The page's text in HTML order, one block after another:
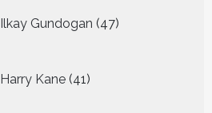
Ilkay Gundogan 47
producten
Harry Kane 41
producten